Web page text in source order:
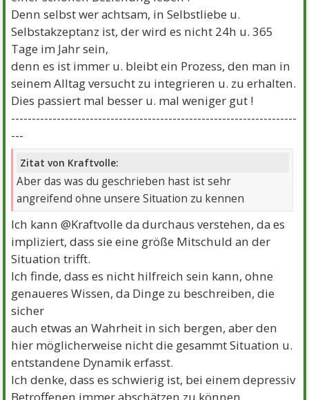
Denn selbst wer achtsam, in Selbstliebe u.
Selbstakzeptanz ist, der wird es nicht 24h u. 365
Tage im Jahr sein,
denn es ist immer u. bleibt ein Prozess, den man in
seinem Alltag versucht zu integrieren u. zu erhalten.
Dies passiert mal besser u. mal weniger gut !
---------------------------------------------------------------------
---
Zitat von Kraftvolle:
Aber das was du geschrieben hast ist sehr
angreifend ohne unsere Situation zu kennen
Ich kann @Kraftvolle da durchaus verstehen, da es
impliziert, dass sie eine größe Mitschuld an der
Situation trifft.
Ich finde, dass es nicht hilfreich sein kann, ohne
genaueres Wissen, da Dinge zu beschreiben, die
sicher
auch etwas an Wahrheit in sich bergen, aber den
hier möglicherweise nicht die gesammt Situation u.
entstandene Dynamik erfasst.
Ich denke, dass es schwierig ist, bei einem depressiv